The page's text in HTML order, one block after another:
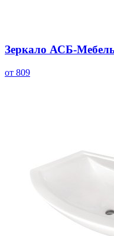
Зеркало АСБ-
от 809